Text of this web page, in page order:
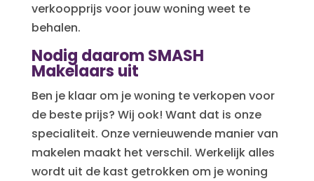
verkoopprijs voor jouw woning weet te
behalen.
Nodig daarom SMASH
Makelaars uit
Ben je klaar om je woning te verkopen voor
de beste prijs? Wij ook! Want dat is onze
specialiteit. Onze vernieuwende manier van
makelen maakt het verschil. Werkelijk alles
wordt uit de kast getrokken om je woning